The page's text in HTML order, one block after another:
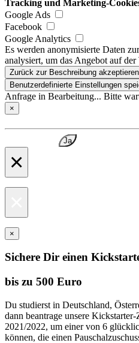
Tracking und Marketing-
Google Ads
Facebook
Google Analytics
Es werden anonymisierte Daten
analysiert, um das Angebot auf
Zurück zur Beschreibung akzeptieren
Benutzerdefinierte Einstellungen
Anfrage in Bearbeitung... Bitte
×
Ja
×
×
Sichere Dir einen
bis zu 500 Euro
Du studierst in Deutschland,
dann beantrage unsere
2021/2022, um einer von 6
können, die einen